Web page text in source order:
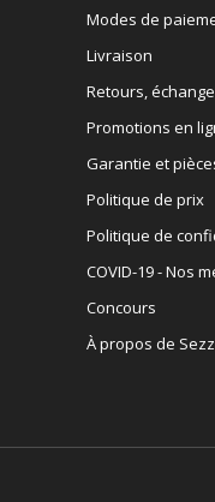
Modes de
Livraison
Retours,
Promotions en
Garantie et
Politique de prix
Politique de
COVID-19 - Nos
Concours
À propos de